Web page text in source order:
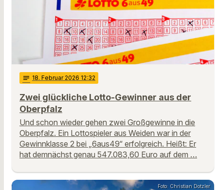
notes 18. Februar 2026 12:32
Zwei glückliche Lotto-Gewinner aus der
Oberpfalz
Und schon wieder gehen zwei Großgewinne in die
Oberpfalz. Ein Lottospieler aus Weiden war in der
Gewinnklasse 2 bei „6aus49“ erfolgreich. Heißt: Er
hat demnächst genau 547.083,60 Euro auf dem …
Foto: Christian Dotzler